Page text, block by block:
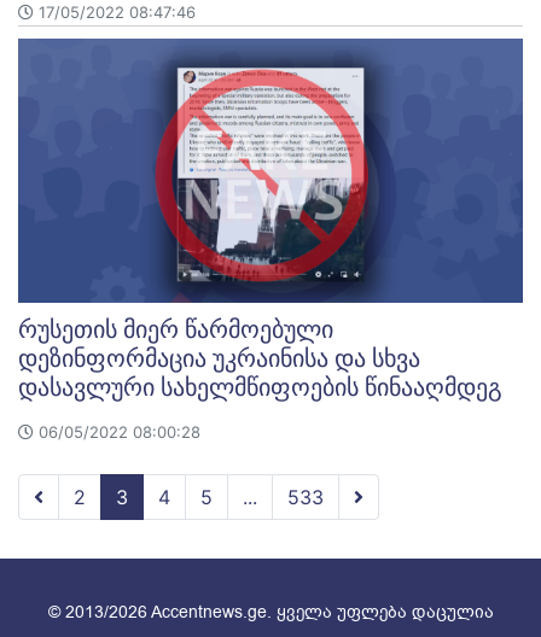
17/05/2022 08:47:46
რუსეთის მიერ წარმოებული
დეზინფორმაცია უკრაინისა და სხვა
დასავლური სახელმწიფოების წინააღმდეგ
06/05/2022 08:00:28
2 3 4 5 ... 533
© 2013/2026 Accentnews.ge. ყველა უფლება დაცულია